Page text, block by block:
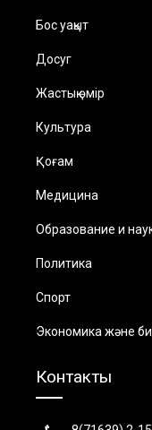
Бос уақыт
Досуг
Жастық өмір
Культура
Қоғам
Медицина
Образование и
Политика
Спорт
Экономика және
Контакты